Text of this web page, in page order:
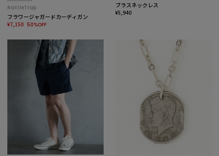
RattleTrap
フラワージャガードカーディガン
¥7,150 50%OFF
ブラスネックレス
¥5,940